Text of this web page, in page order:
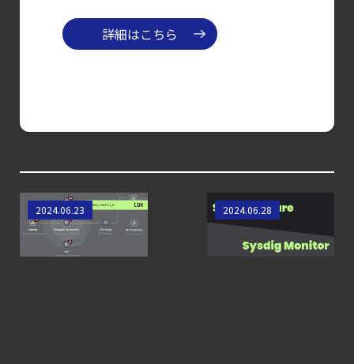
Platform）とは？
年に脅威の状況を根本から変えた
AWS/GCP
標準ツールでは守れない？
Falco を超える
詳細はこちら
Sysdig Secureの新
しい調査機能のご
2024.06.23
【SCSK技術者によ
るブログ】Sysdigの
ライセンス体系
2024.06.28